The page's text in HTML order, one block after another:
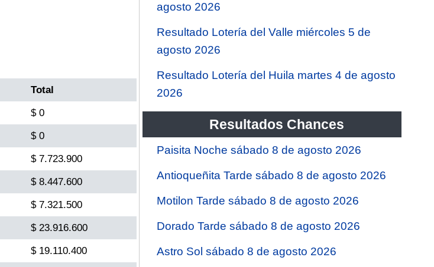
Total
$ 0
$ 0
$ 7.723.900
$ 8.447.600
$ 7.321.500
$ 23.916.600
$ 19.110.400
agosto 2026
Resultado Lotería del Valle miércoles 5 de
agosto 2026
Resultado Lotería del Huila martes 4 de agosto
2026
Resultados Chances
Paisita Noche sábado 8 de agosto 2026
Antioqueñita Tarde sábado 8 de agosto 2026
Motilon Tarde sábado 8 de agosto 2026
Dorado Tarde sábado 8 de agosto 2026
Astro Sol sábado 8 de agosto 2026